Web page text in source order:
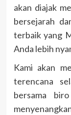
akan diajak
bersejarah
terbaik yang
Anda lebih
Kami akan
terencana
bersama